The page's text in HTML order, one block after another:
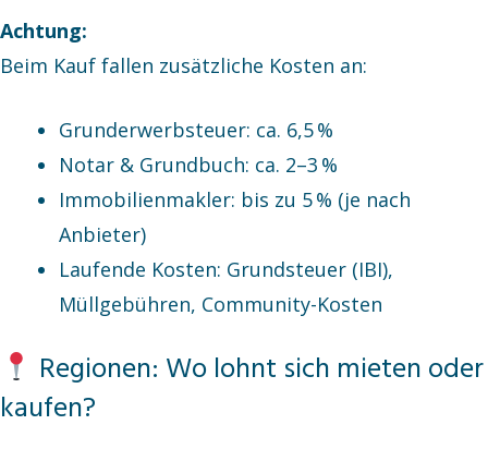
Achtung:
Beim Kauf fallen zusätzliche Kosten an:
Grunderwerbsteuer: ca. 6,5 %
Notar & Grundbuch: ca. 2–3 %
Immobilienmakler: bis zu 5 % (je nach
Anbieter)
Laufende Kosten: Grundsteuer (IBI),
Müllgebühren, Community-Kosten
Regionen: Wo lohnt sich mieten oder
kaufen?